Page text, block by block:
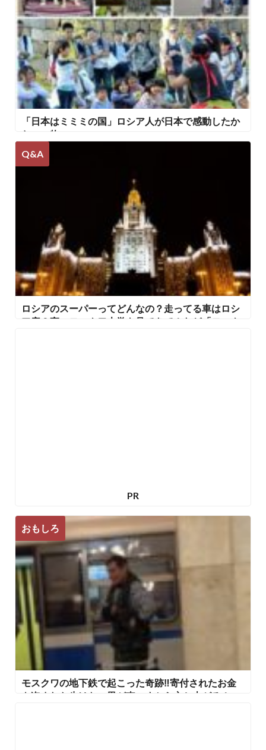
「日本はミミミの国」ロシア人が日本で感動したか
わいい物
Q&A
ロシアのスーパーってどんなの？走ってる車はロシ
ア産？夜のモスクワ大学を見てきて！など「モスク
PR
おもしろ
モスクワの地下鉄で起こった奇跡‼寄付されたお金
を盗まれた歩けない男が車いすから立ち上がる！